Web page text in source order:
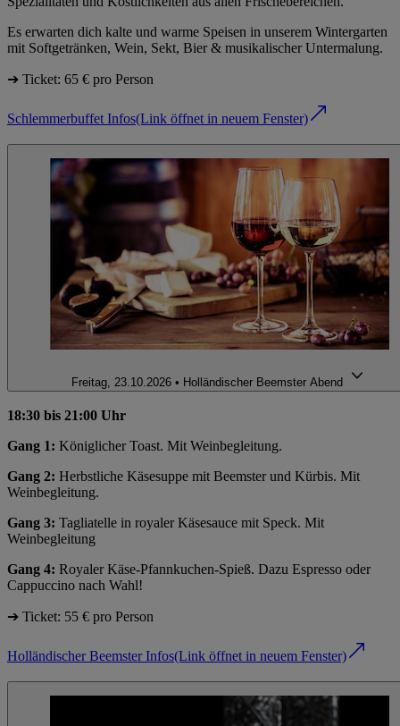
Es erwarten dich kalte und warme Speisen in unserem Wintergarten
mit Softgetränken, Wein, Sekt, Bier & musikalischer Untermalung.
➔ Ticket: 65 € pro Person
Schlemmerbuffet Infos(Link öffnet in neuem Fenster)
Freitag, 23.10.2026 • Holländischer Beemster Abend
18:30 bis 21:00 Uhr
Gang 1: Königlicher Toast. Mit Weinbegleitung.
Gang 2: Herbstliche Käsesuppe mit Beemster und Kürbis. Mit
Weinbegleitung.
Gang 3: Tagliatelle in royaler Käsesauce mit Speck. Mit
Weinbegleitung
Gang 4: Royaler Käse-Pfannkuchen-Spieß. Dazu Espresso oder
Cappuccino nach Wahl!
➔ Ticket: 55 € pro Person
Holländischer Beemster Infos(Link öffnet in neuem Fenster)